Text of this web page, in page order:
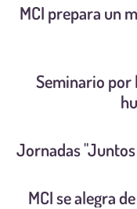
MCI prepara un
Seminario por
Jornadas
MCI se alegra